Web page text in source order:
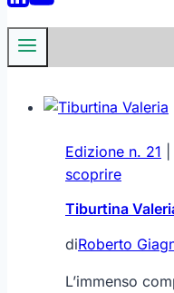
Edizione n. 21
scoprire
Tiburtina
diRoberto
L’immenso